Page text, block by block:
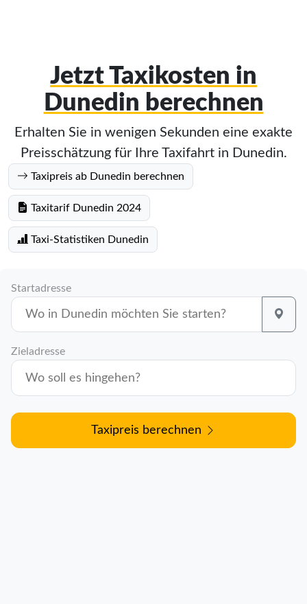
Jetzt Taxikosten in
Dunedin berechnen
Erhalten Sie in wenigen Sekunden eine exakte
Preisschätzung für Ihre Taxifahrt in Dunedin.
Taxipreis ab Dunedin berechnen
Taxitarif Dunedin 2024
Taxi-Statistiken Dunedin
Startadresse
Zieladresse
Taxipreis berechnen